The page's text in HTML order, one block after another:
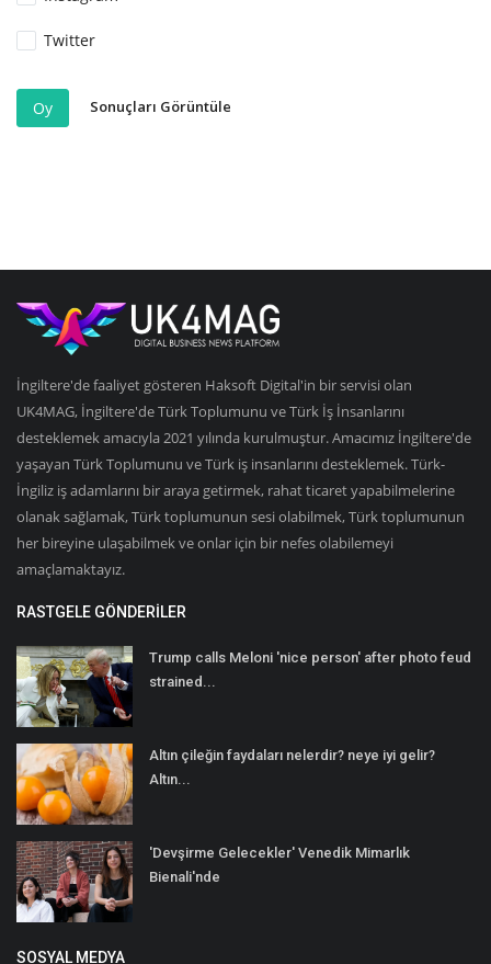
Twitter
Oy Sonuçları Görüntüle
İngiltere'de faaliyet gösteren Haksoft Digital'in bir servisi olan
UK4MAG, İngiltere'de Türk Toplumunu ve Türk İş İnsanlarını
desteklemek amacıyla 2021 yılında kurulmuştur. Amacımız İngiltere'de
yaşayan Türk Toplumunu ve Türk iş insanlarını desteklemek. Türk-
İngiliz iş adamlarını bir araya getirmek, rahat ticaret yapabilmelerine
olanak sağlamak, Türk toplumunun sesi olabilmek, Türk toplumunun
her bireyine ulaşabilmek ve onlar için bir nefes olabilemeyi
amaçlamaktayız.
RASTGELE GÖNDERILER
Trump calls Meloni 'nice person' after photo feud
strained...
Altın çileğin faydaları nelerdir? neye iyi gelir?
Altın...
'Devşirme Gelecekler' Venedik Mimarlık
Bienali'nde
SOSYAL MEDYA